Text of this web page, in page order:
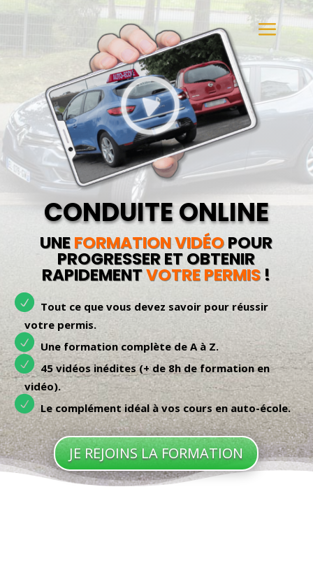
CONDUITE ONLINE
UNEFORMATION VIDÉOPOUR
PROGRESSER ET OBTENIR
RAPIDEMENTVOTRE PERMIS !
Tout ce que vous devez savoir pour réussir
votre permis.
Une formation complète de A à Z.
45 vidéos inédites (+ de 8h de formation en
vidéo).
Le complément idéal à vos cours en auto-école.
JE REJOINS LA FORMATION